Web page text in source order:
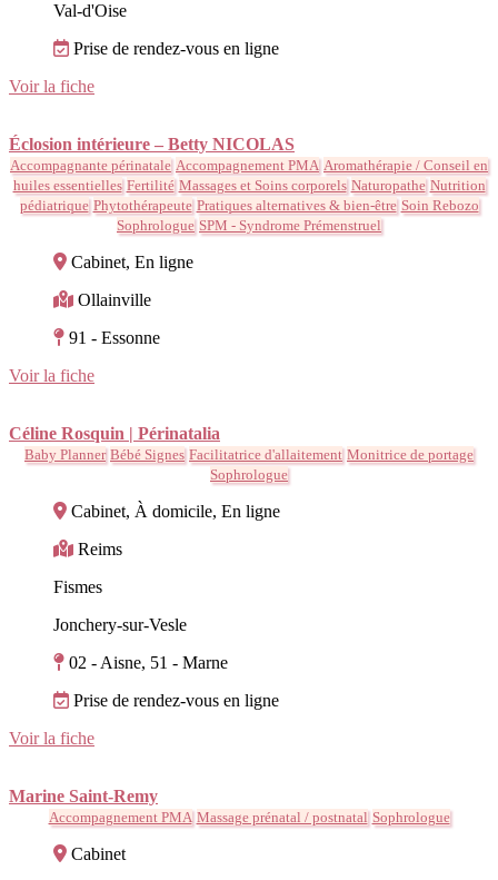
Val-d'Oise
Prise de rendez-vous en ligne
Voir la fiche
Éclosion intérieure – Betty NICOLAS
Accompagnante périnatale Accompagnement PMA Aromathérapie / Conseil en
huiles essentielles Fertilité Massages et Soins corporels Naturopathe Nutrition
pédiatrique Phytothérapeute Pratiques alternatives & bien-être Soin Rebozo
Sophrologue SPM - Syndrome Prémenstruel
Cabinet, En ligne
Ollainville
91 - Essonne
Voir la fiche
Céline Rosquin | Périnatalia
Baby Planner Bébé Signes Facilitatrice d'allaitement Monitrice de portage
Sophrologue
Cabinet, À domicile, En ligne
Reims
Fismes
Jonchery-sur-Vesle
02 - Aisne, 51 - Marne
Prise de rendez-vous en ligne
Voir la fiche
Marine Saint-Remy
Accompagnement PMA Massage prénatal / postnatal Sophrologue
Cabinet